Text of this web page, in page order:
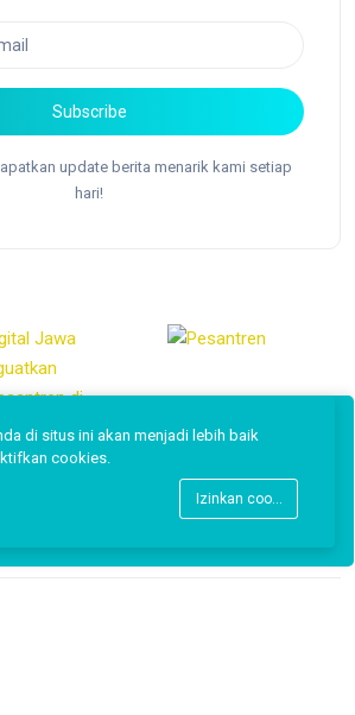
Subscribe
update berita menarik kami setiap
hari!
di situs ini akan menjadi lebih baik
cookies.
Izinkan cookies